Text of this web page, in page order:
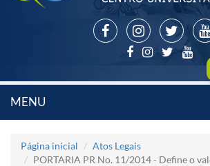
MENU
Página inicial
Atos Legais
PORTARIA PR No. 11/2014 - Define o